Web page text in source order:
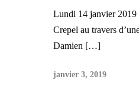
Lundi 14 janvier 2019
Crepel au travers
Damien […]
janvier 3, 2019